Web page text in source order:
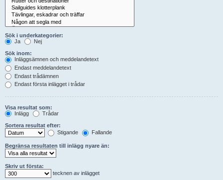
Sök i underkategorier:
Ja
Nej
Sök inom:
Inläggsämnen och meddelandetext
Endast meddelandetext
Endast trådämnen
Endast första inlägget i trådar
Visa resultat som:
Inlägg
Trådar
Sortera resultat efter:
Stigande
Fallande
Begränsa resultaten till inlägg nyare än:
Skriv ut första:
tecknen av inlägget